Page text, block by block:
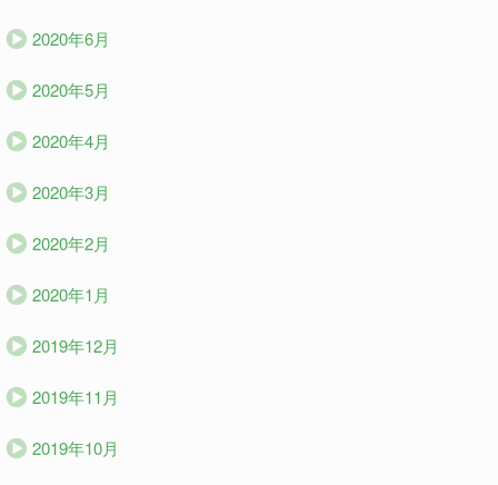
2020年6月
2020年5月
2020年4月
2020年3月
2020年2月
2020年1月
2019年12月
2019年11月
2019年10月